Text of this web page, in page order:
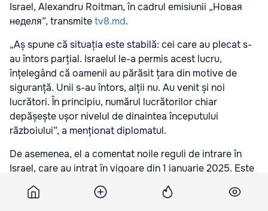
Israel, Alexandru Roitman, în cadrul emisiunii „Новая
неделя”, transmitetv8.md.
„Aș spune că situația este stabilă: cei care au plecat s-
au întors parțial. Israelul le-a permis acest lucru,
înțelegând că oamenii au părăsit țara din motive de
siguranță. Unii s-au întors, alții nu. Au venit și noi
lucrători. În principiu, numărul lucrătorilor chiar
depășește ușor nivelul de dinaintea începutului
războiului”, a menționat diplomatul.
De asemenea, el a comentat noile reguli de intrare în
Israel, care au intrat în vigoare din 1 ianuarie 2025. Este
vorba despre introducerea unui sistem de înregistrare
prealabilă pentru cei care doresc să intre în țară.